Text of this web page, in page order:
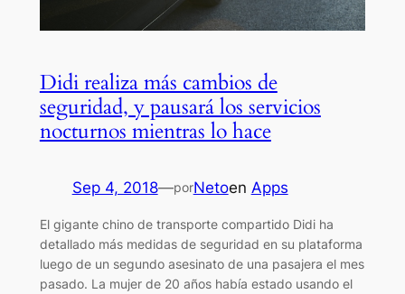
Didi realiza más cambios de
seguridad, y pausará los servicios
nocturnos mientras lo hace
Sep 4, 2018—porNetoen Apps
El gigante chino de transporte compartido Didi ha
detallado más medidas de seguridad en su plataforma
luego de un segundo asesinato de una pasajera el mes
pasado. La mujer de 20 años había estado usando el